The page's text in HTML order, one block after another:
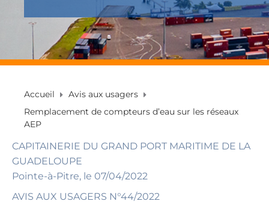
Accueil
Avis aux usagers
Remplacement de compteurs d’eau sur les réseaux
AEP
CAPITAINERIE DU GRAND PORT MARITIME DE LA
GUADELOUPE
Pointe-à-Pitre, le 07/04/2022
AVIS AUX USAGERS N°44/2022